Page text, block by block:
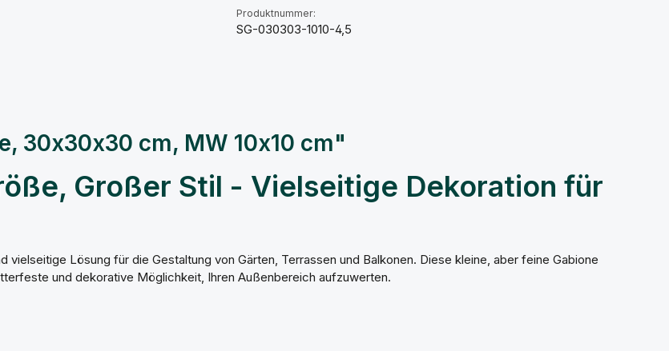
Produktnummer:
SG-030303-1010-4,5
30x30x30 cm, MW 10x10 cm"
Großer Stil - Vielseitige Dekoration für
Lösung für die Gestaltung von Gärten, Terrassen und Balkonen. Diese kleine, aber feine Gabione
und dekorative Möglichkeit, Ihren Außenbereich aufzuwerten.